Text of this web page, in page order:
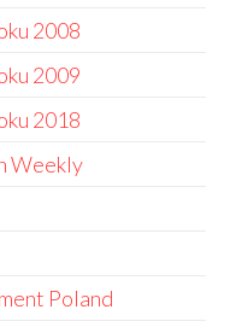
2008
2009
2018
Weekly
Poland